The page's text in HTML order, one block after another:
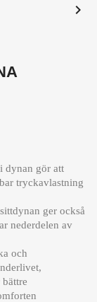

dynan gör att
tryckavlastning
ger också
nederdelen av
och